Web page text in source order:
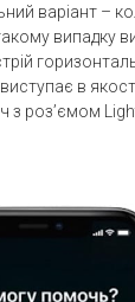
варіант –
випадку
виступає в
з роз’ємом